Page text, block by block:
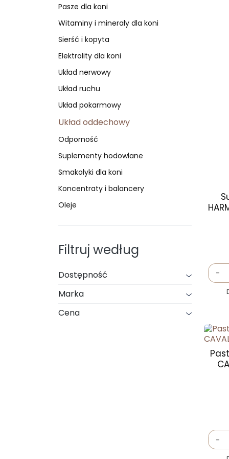
Pasze dla koni
Witaminy i minerały dla koni
Sierść i kopyta
Elektrolity dla koni
Układ nerwowy
Układ ruchu
Układ pokarmowy
Układ oddechowy
Odporność
Suplementy hodowlane
Smakołyki dla koni
Koncentraty i balancery
Oleje
Filtruj według
Dostępność
Marka
Cena
-
-